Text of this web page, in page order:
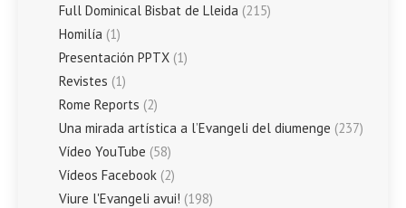
Full Dominical Bisbat de Lleida (215)
Homilía (1)
Presentación PPTX (1)
Revistes (1)
Rome Reports (2)
Una mirada artística a l’Evangeli del diumenge (237)
Vídeo YouTube (58)
Vídeos Facebook (2)
Viure l'Evangeli avui! (198)